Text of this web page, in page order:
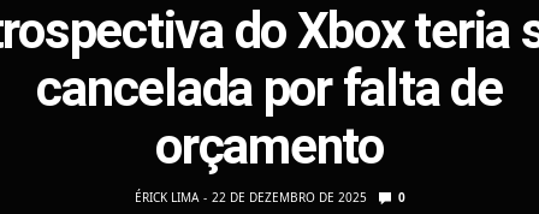
do Xbox teria
cancelada por falta de
orçamento
ÉRICK LIMA 22 DE DEZEMBRO DE 2025 0